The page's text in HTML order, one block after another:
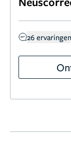
Reconstructive
Trenité
26 ervaringen